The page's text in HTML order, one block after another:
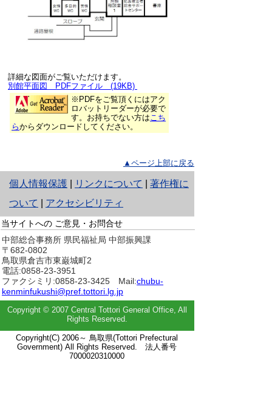
詳細な図面がご覧いただけます。
別館平面図 PDFファイル (19KB)
※PDFをご覧頂くにはアク
ロバットリーダーが必要で
す。お持ちでない方はこち
らからダウンロードしてください。
▲ページ上部に戻る
個人情報保護
と
り
ネ
ッ
ト
へ
の
リンクについて
著作権に
ついて
アクセシビリティ
当サイトへの ご意見・お問合せ
中部総合事務所 県民福祉局 中部振興課
〒682-0802
鳥取県倉吉市東巌城町2
電話:0858-23-3951
ファクシミリ:0858-23-3425 Mail:chubu-
kenminfukushi@pref.tottori.lg.jp
Copyright © 2007 Central Tottori General Office, All
Rights Reserved.
Copyright(C) 2006～ 鳥取県(Tottori Prefectural
Government) All Rights Reserved. 法人番号
7000020310000